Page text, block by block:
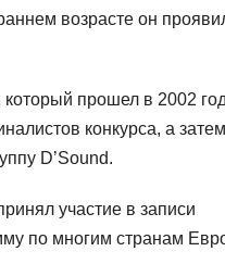
возрасте он
прошел в 2002
конкурса, а затем
D’Sound.
участие в записи
по многим странам